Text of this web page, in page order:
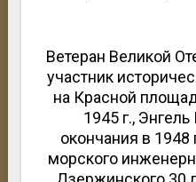
Ветеран Великой
участник
на Красной
1945 г.,
окончания в
морского